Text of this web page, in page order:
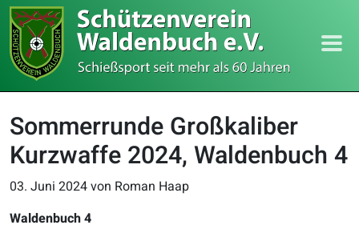
Sommerrunde Großkaliber
Kurzwaffe 2024, Waldenbuch 4
03. Juni 2024von Roman Haap
Waldenbuch 4